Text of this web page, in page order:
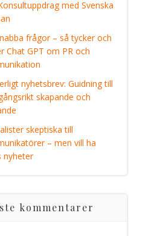
med Svenska
frågor – så tycker och
Chat GPT om PR och
nyhetsbrev: Guidning till
skapande och
skeptiska till
– men vill ha
nyheter
kommentarer